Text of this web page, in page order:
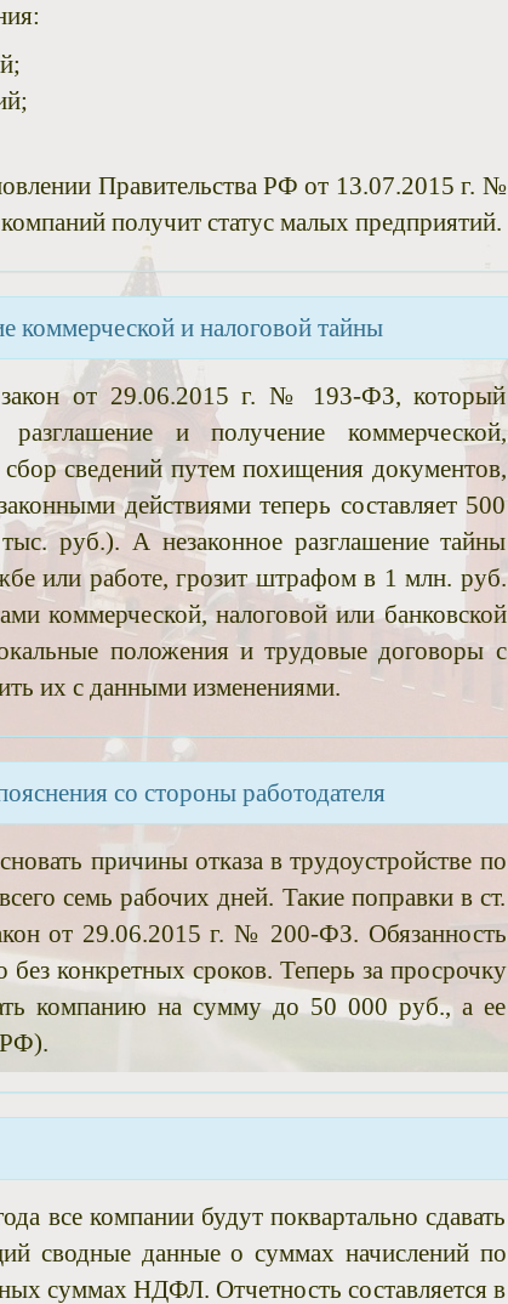
Правительства РФ от 13.07.2015 г. №
получит статус малых предприятий.
коммерческой и налоговой тайны
от 29.06.2015 г. № 193-ФЗ, который
разглашение и получение коммерческой,
сведений путем похищения документов,
действиями теперь составляет 500
руб.). А незаконное разглашение тайны
или работе, грозит штрафом в 1 млн. руб.
коммерческой, налоговой или банковской
положения и трудовые договоры с
их с данными изменениями.
со стороны работодателя
причины отказа в трудоустройстве по
семь рабочих дней. Такие поправки в ст.
от 29.06.2015 г. № 200-ФЗ. Обязанность
конкретных сроков. Теперь за просрочку
компанию на сумму до 50 000 руб., а ее
РФ).
все компании будут поквартально сдавать
сводные данные о суммах начислений по
суммах НДФЛ. Отчетность составляется в